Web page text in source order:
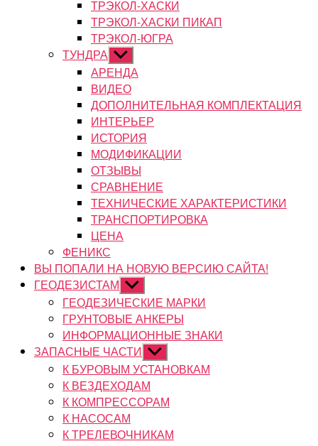
ТРЭКОЛ-ХАСКИ
ТРЭКОЛ-ХАСКИ ПИКАП
ТРЭКОЛ-ЮГРА
ТУНДРА Показывать
подменю
АРЕНДА
ВИДЕО
ДОПОЛНИТЕЛЬНАЯ КОМПЛЕКТАЦИЯ
ИНТЕРЬЕР
ИСТОРИЯ
МОДИФИКАЦИИ
ОТЗЫВЫ
СРАВНЕНИЕ
ТЕХНИЧЕСКИЕ ХАРАКТЕРИСТИКИ
ТРАНСПОРТИРОВКА
ЦЕНА
ФЕНИКС
ВЫ ПОПАЛИ НА НОВУЮ ВЕРСИЮ САЙТА!
ГЕОДЕЗИСТАМ Показывать
подменю
ГЕОДЕЗИЧЕСКИЕ МАРКИ
ГРУНТОВЫЕ АНКЕРЫ
ИНФОРМАЦИОННЫЕ ЗНАКИ
ЗАПАСНЫЕ ЧАСТИ Показывать
подменю
К БУРОВЫМ УСТАНОВКАМ
К ВЕЗДЕХОДАМ
К КОМПРЕССОРАМ
К НАСОСАМ
К ТРЕЛЕВОЧНИКАМ